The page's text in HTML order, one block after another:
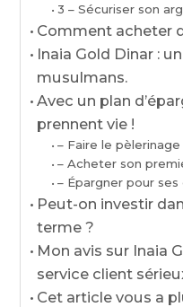
3 – Sécuriser son
Comment acheter
Inaia Gold Dinar :
musulmans.
Avec un plan
prennent vie !
– Faire le
– Acheter son
– Épargner pour ses
Peut-on investir
terme ?
Mon avis sur Inaia
service client
Cet article vous a